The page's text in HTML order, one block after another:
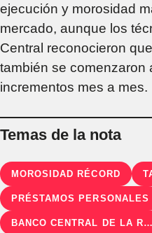
ejecución y morosidad
mercado, aunque los
Central reconocieron
también se comenzaron
incrementos mes a mes.
Temas de la nota
MOROSIDAD RÉCORD
PRÉSTAMOS PERSONALES
BANCO CENTRAL DE LA REPÚBLICA ARGENTINA (BCRA)